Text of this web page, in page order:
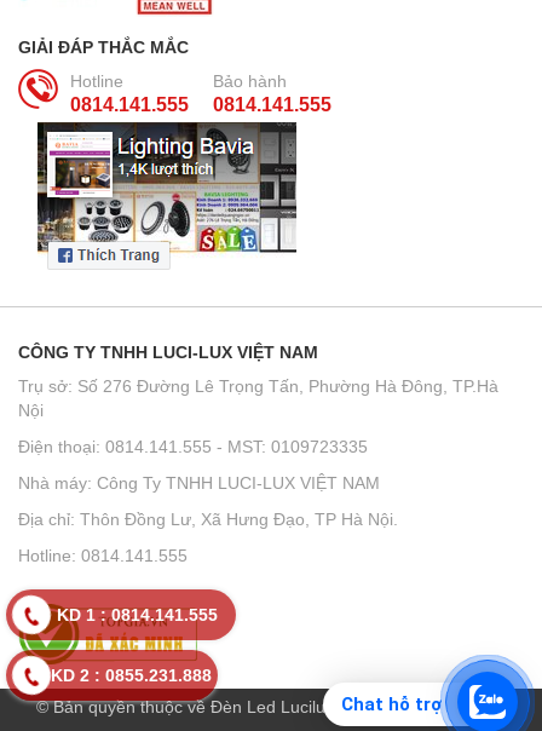
GIẢI ĐÁP THẮC MẮC
Hotline
0814.141.555
Bảo hành
0814.141.555
CÔNG TY TNHH LUCI-LUX VIỆT NAM
Trụ sở: Số 276 Đường Lê Trọng Tấn, Phường Hà Đông, TP.Hà
Nội
Điện thoại: 0814.141.555 - MST: 0109723335
Nhà máy: Công Ty TNHH LUCI-LUX VIỆT NAM
Địa chỉ: Thôn Đồng Lư, Xã Hưng Đạo, TP Hà Nội.
Hotline: 0814.141.555
© Bản quyền thuộc về Đèn Led Lucilux
KD 2 : 0855.231.888
KD 1 : 0814.141.555
Chat hỗ trợ